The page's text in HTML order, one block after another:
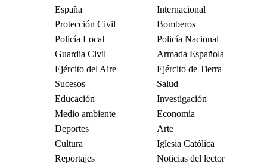
España
Internacional
Protección Civil
Bomberos
Policía Local
Policía Nacional
Guardia Civil
Armada Española
Ejército del Aire
Ejército de Tierra
Sucesos
Salud
Educación
Investigación
Medio ambiente
Economía
Deportes
Arte
Cultura
Iglesia Católica
Reportajes
Noticias del lector